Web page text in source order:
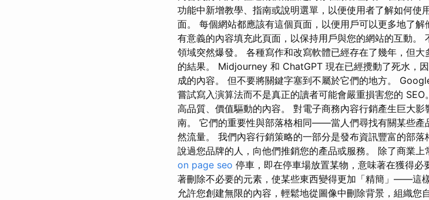
功能中新增教學、指南或說明選單，以便使用者了解如何使
面。 每個網站都應該有這個頁面，以便用戶可以更多地了
有意義的內容填充此頁面，以保持用戶與您的網站的互動。
領域突然爆發。 各種寫作和改寫軟體已經存在了幾年，但
的結果。 Midjourney 和 ChatGPT 現在已經攪動了死水，
成的內容。 但不要將關鍵字塞到不屬於它們的地方。
嘗試寫入演算法而不是真正的讀者可能會嚴重損害您的
高品質、價值驅動的內容。 對電子商務內容行銷產生巨大
南。 它們的重要性與部落格相同——當人們尋找有關某些產
然流量。 我們內容行銷策略的一部分是發布資訊豐富的部
說過您品牌的人，向他們推銷您的產品或服務。 除了商業上
on page seo 停車，即在停車場放置某物，意味著在獲得
著刪除不必要的元素，使某些東西變得更加「精簡」——這
允許您創建無限的內容，輕鬆地從圖像中刪除背景，組織您